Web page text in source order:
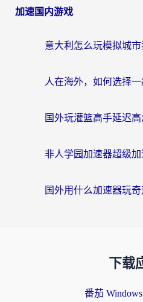
加速国内游戏
下载
番茄